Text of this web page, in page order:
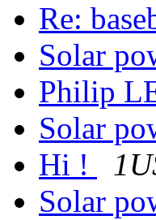
Re:
Solar
Philip
Solar
Hi !
Solar